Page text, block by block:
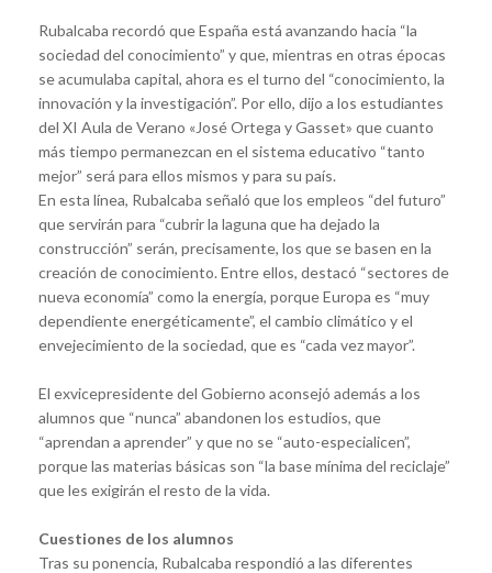
Rubalcaba recordó que España está avanzando hacia “la
sociedad del conocimiento” y que, mientras en otras épocas
se acumulaba capital, ahora es el turno del “conocimiento, la
innovación y la investigación”. Por ello, dijo a los estudiantes
del XI Aula de Verano «José Ortega y Gasset» que cuanto
más tiempo permanezcan en el sistema educativo “tanto
mejor” será para ellos mismos y para su país.
En esta línea, Rubalcaba señaló que los empleos “del futuro”
que servirán para “cubrir la laguna que ha dejado la
construcción” serán, precisamente, los que se basen en la
creación de conocimiento. Entre ellos, destacó “sectores de
nueva economía” como la energía, porque Europa es “muy
dependiente energéticamente”, el cambio climático y el
envejecimiento de la sociedad, que es “cada vez mayor”.
El exvicepresidente del Gobierno aconsejó además a los
alumnos que “nunca” abandonen los estudios, que
“aprendan a aprender” y que no se “auto-especialicen”,
porque las materias básicas son “la base mínima del reciclaje”
que les exigirán el resto de la vida.
Cuestiones de los alumnos
Tras su ponencia, Rubalcaba respondió a las diferentes